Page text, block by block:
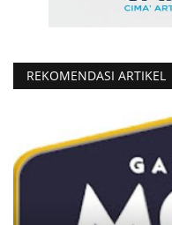
REKOMENDASI ARTIKEL